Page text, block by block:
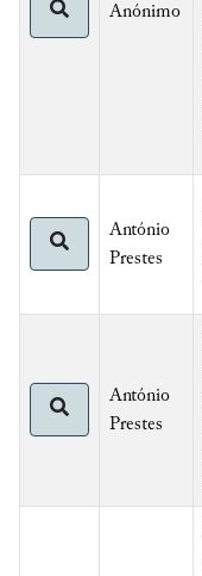
Anónimo
António
Prestes
António
Prestes